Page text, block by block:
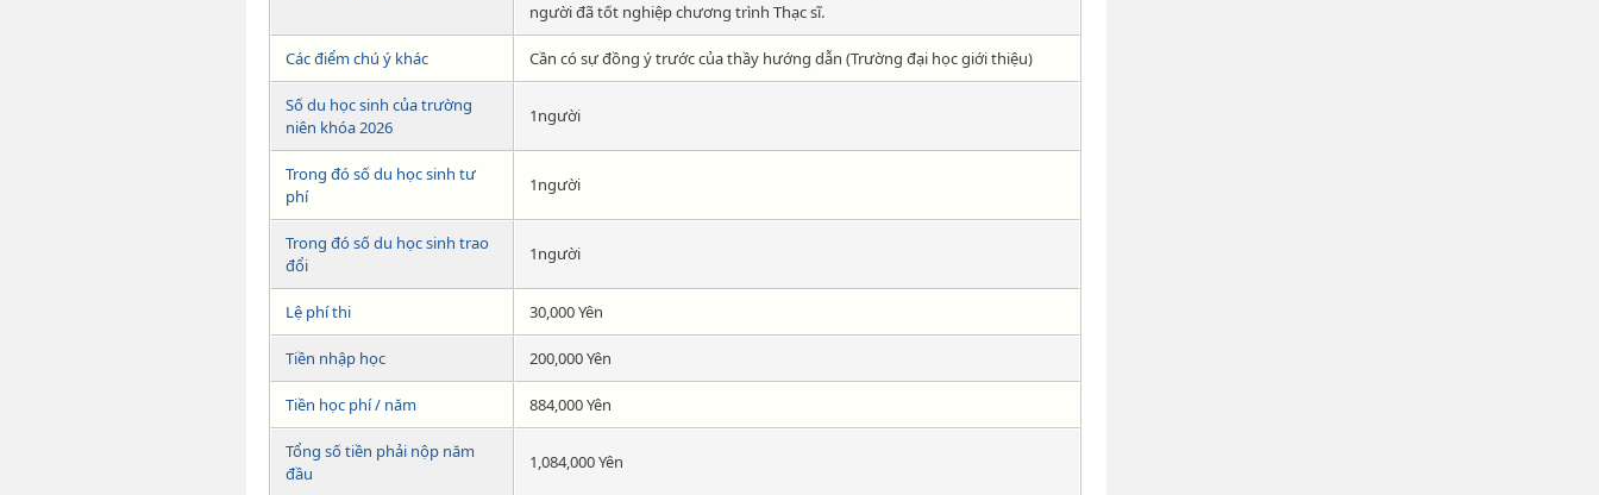
người đã tốt nghiệp chương trình Thạc sĩ.
Các điểm chú ý khác Cần có sự đồng ý trước của thầy hướng dẫn (Trường đại học giới thiệu)
Số du học sinh của trường
niên khóa 2026
1người
Trong đó số du học sinh tư
phí
1người
Trong đó số du học sinh trao
đổi
1người
Lệ phí thi 30,000 Yên
Tiền nhập học 200,000 Yên
Tiền học phí / năm 884,000 Yên
Tổng số tiền phải nộp năm
đầu
1,084,000 Yên